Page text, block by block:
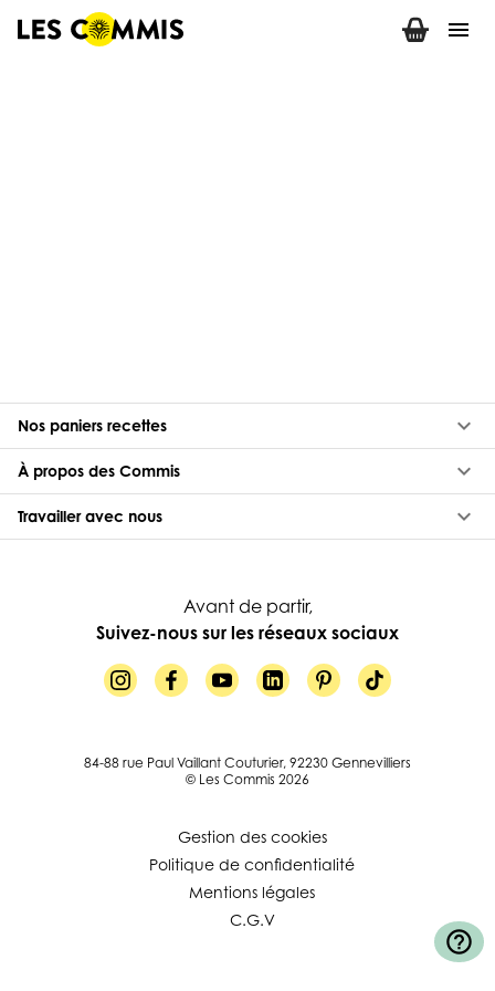
menu
Nos paniers recettes keyboard_arrow_down
À propos des Commis keyboard_arrow_down
Travailler avec nous keyboard_arrow_down
Avant de partir,
Suivez-nous sur les réseaux sociaux
84-88 rue Paul Vaillant Couturier, 92230 Gennevilliers
© Les Commis 2026
Gestion des cookies
Politique de confidentialité
Mentions légales
C.G.V
help_outline